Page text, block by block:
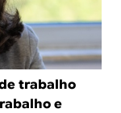
trabalho
e